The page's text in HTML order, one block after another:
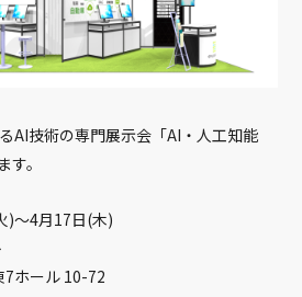
AI技術の専門展示会「AI・人工知能
。
)～4月17日(木)
7ホール 10-72